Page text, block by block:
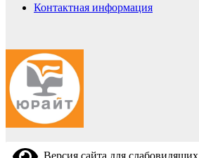
Контактная информация
Версия сайта для слабовидящих